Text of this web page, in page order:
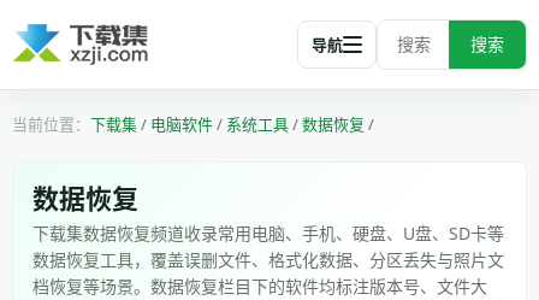
搜索
导航
下载集/ 电脑软件/ 系统工具/数据恢复 /
数据恢复
下载集数据恢复频道收录常用电脑、手机、硬盘、U盘、SD卡等
数据恢复工具，覆盖误删文件、格式化数据、分区丢失与照片文
档恢复等场景。数据恢复栏目下的软件均标注版本号、文件大